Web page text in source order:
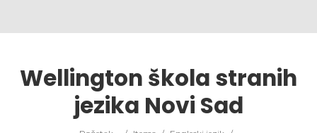
Wellington škola stranih
jezika Novi Sad